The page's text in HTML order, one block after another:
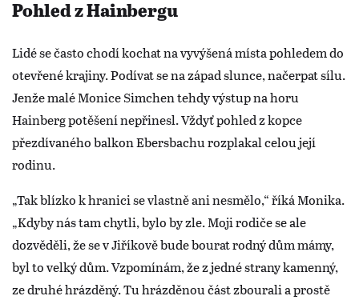
Pohled z Hainbergu
Lidé se často chodí kochat na vyvýšená místa pohledem do
otevřené krajiny. Podívat se na západ slunce, načerpat sílu.
Jenže malé Monice Simchen tehdy výstup na horu
Hainberg potěšení nepřinesl. Vždyť pohled z kopce
přezdívaného balkon Ebersbachu rozplakal celou její
rodinu.
„Tak blízko k hranici se vlastně ani nesmělo,“ říká Monika.
„Kdyby nás tam chytli, bylo by zle. Moji rodiče se ale
dozvěděli, že se v Jiříkově bude bourat rodný dům mámy,
byl to velký dům. Vzpomínám, že z jedné strany kamenný,
ze druhé hrázděný. Tu hrázděnou část zbourali a prostě